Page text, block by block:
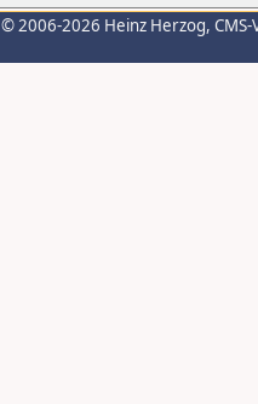
© 2006-2026 Heinz Herzog,